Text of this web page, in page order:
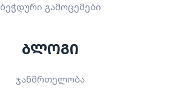
ბეჭდური გამოცემები
ბლოგი
ჯანმრთელობა